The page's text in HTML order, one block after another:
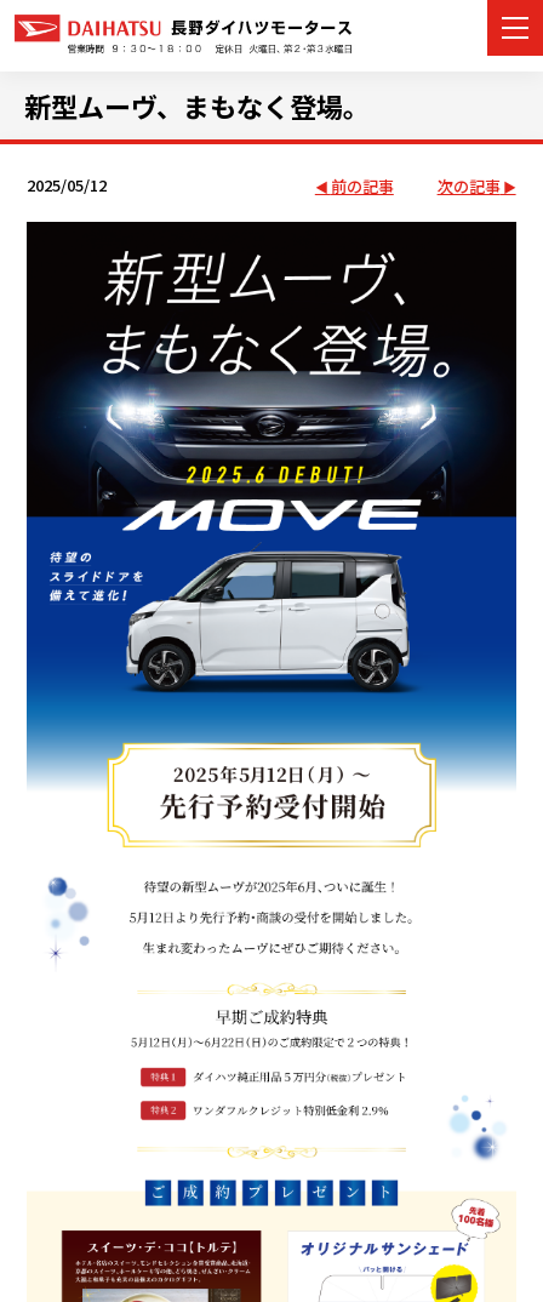
カーラインナップ
展示車・試乗車
店舗情報
イベント・キャンペーン
ご購入者サポート
アフターサポート
会社情報
お問
新型ムーヴ、まもなく登場。
2025/05/12 前の記事 次の記事